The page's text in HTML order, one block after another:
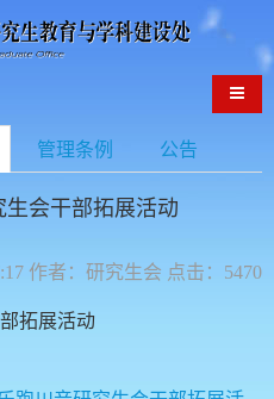
导航
管理条例 公告
生会干部拓展活动
作者：研究生会 点击：5470
拓展活动